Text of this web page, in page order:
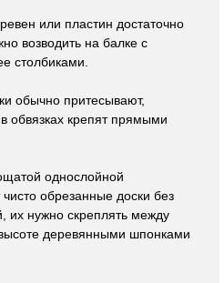
или пластин достаточно
возводить на балке с
столбиками.
обычно притесывают,
в обвязках крепят прямыми
однослойной
обрезанные доски без
их нужно скреплять между
деревянными шпонками